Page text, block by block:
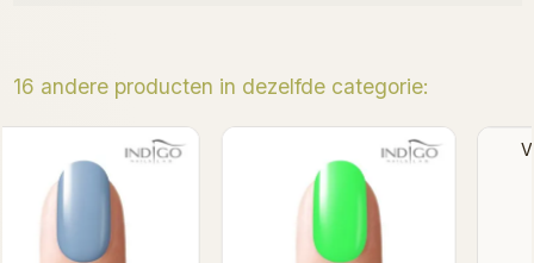
16 andere producten in dezelfde categorie:
Voodoo Gel Polish Boski Gel Polish 7ml